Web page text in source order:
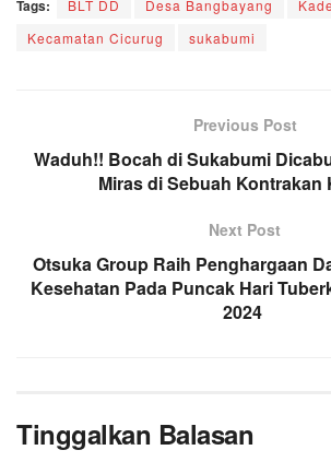
Tags: BLT DD Desa Bangbayang
Kecamatan Cicurug
sukabumi
Previous Post
Waduh!! Bocah di Sukabumi
Miras di Sebuah Kontrakan
Next Post
Otsuka Group Raih Penghargaan
Kesehatan Pada Puncak Hari
2024
Tinggalkan Balasan